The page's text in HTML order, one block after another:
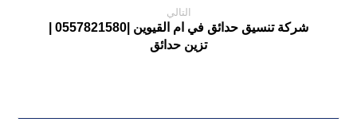
التالي
تزين حدائق